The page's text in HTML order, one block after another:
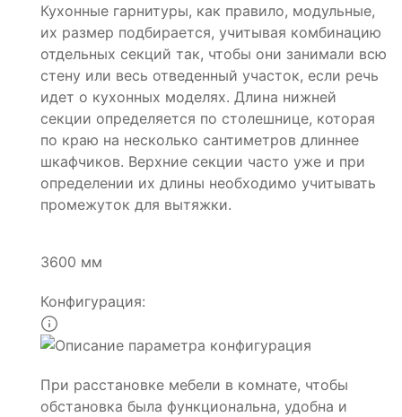
Кухонные гарнитуры, как правило, модульные,
их размер подбирается, учитывая комбинацию
отдельных секций так, чтобы они занимали всю
стену или весь отведенный участок, если речь
идет о кухонных моделях. Длина нижней
секции определяется по столешнице, которая
по краю на несколько сантиметров длиннее
шкафчиков. Верхние секции часто уже и при
определении их длины необходимо учитывать
промежуток для вытяжки.
3600 мм
Конфигурация:
При расстановке мебели в комнате, чтобы
обстановка была функциональна, удобна и